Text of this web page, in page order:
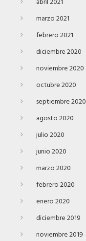
marzo 2021
febrero 2021
diciembre 2020
noviembre 2020
octubre 2020
septiembre 2020
agosto 2020
julio 2020
junio 2020
marzo 2020
febrero 2020
enero 2020
diciembre 2019
noviembre 2019